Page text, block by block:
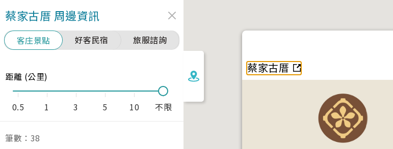
蔡家古厝
蔡家古厝 周邊資訊
客庄景點 好客民宿 旅服諮詢
距離 (公里)
0.5 1 3 5 10 不限
筆數： 38